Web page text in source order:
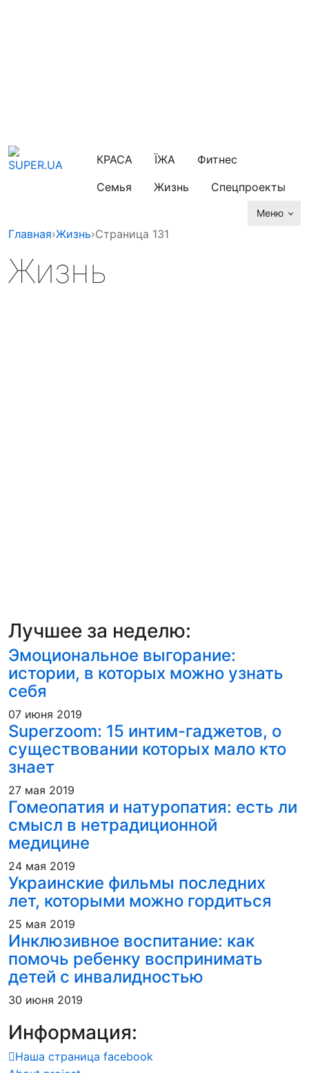
КРАСА ЇЖА
Фитнес
Семья
Жизнь Спецпроекты
Меню
Главная›Жизнь›Страница 131
Жизнь
Лучшее за неделю:
Эмоциональное выгорание:
истории, в которых можно узнать
себя
07 июня 2019
Superzoom: 15 интим-гаджетов, о
существовании которых мало кто
знает
27 мая 2019
Гомеопатия и натуропатия: есть ли
смысл в нетрадиционной
медицине
24 мая 2019
Украинские фильмы последних
лет, которыми можно гордиться
25 мая 2019
Инклюзивное воспитание: как
помочь ребенку воспринимать
детей с инвалидностью
30 июня 2019
Информация:
Наша страница facebook